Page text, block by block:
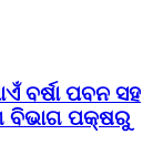
ବର୍ଷା ପବନ ସହ
ବିଭାଗ ପକ୍ଷରୁ